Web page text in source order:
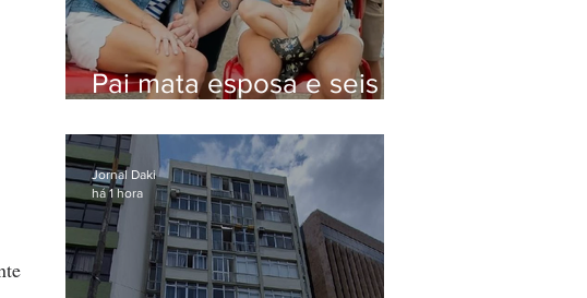
Pai mata esposa e seis
funeral
Jornal Daki
há 1 hora